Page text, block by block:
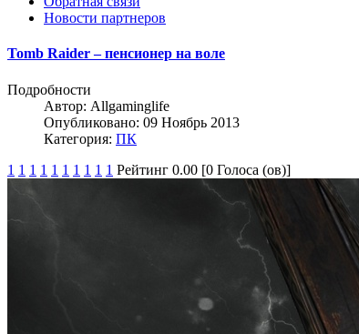
Новости партнеров
Tomb Raider – пенсионер на воле
Подробности
Автор: Allgaminglife
Опубликовано: 09 Ноябрь 2013
Категория: ПК
1 1 1 1 1 1 1 1 1 1 Рейтинг 0.00 [0 Голоса (ов)]